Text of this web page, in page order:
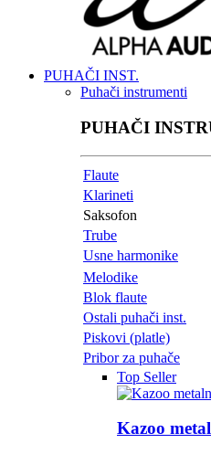
PUHAČI INST.
Puhači instrumenti
PUHAČI
Flaute
Klarineti
Saksofon
Trube
Usne harmonike
Melodike
Blok flaute
Ostali puhači inst.
Piskovi (platle)
Pribor za puhače
Top Seller
Kazoo